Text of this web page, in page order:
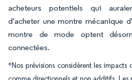
acheteurs potentiels qui
d'acheter une montre mécanique
montre de mode optent
connectées.
*Nos prévisions considèrent les impacts